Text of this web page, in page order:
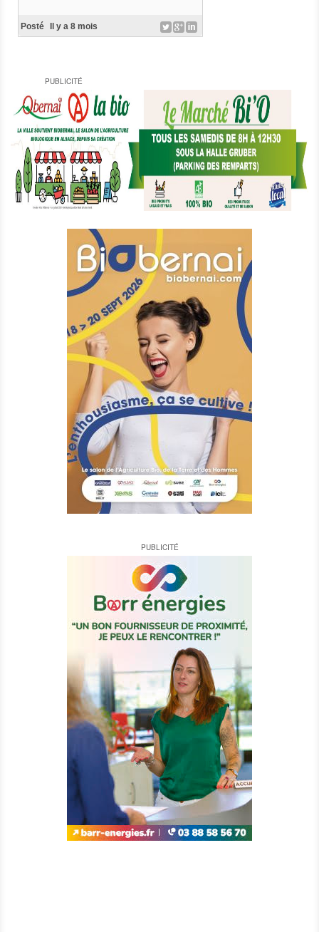
#DevenezCultivateurDEnthousias
#CultivonsLEnthousiasme
#BénévolesBiObernai
Posté Il y a 8 mois
PUBLICITÉ
PUBLICITÉ